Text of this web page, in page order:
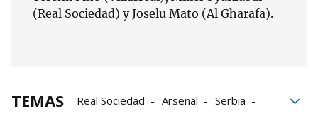
(Real Sociedad) y Joselu Mato (Al Gharafa).
TEMAS Real Sociedad Arsenal
Serbia